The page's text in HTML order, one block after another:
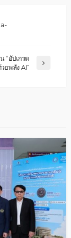
“อัปเกรด
ยพลัง AI”